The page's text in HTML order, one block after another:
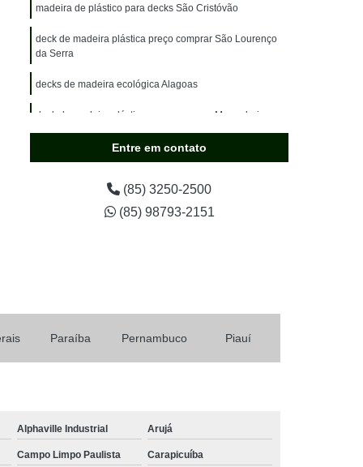
Madeira Plástica Pergolado
Pergolado de Madeira Plástica
Plástica com Policarbonato
Pergolado de Plástico Imitando Madeira
Pergolado Madeira Plástica
Pergolado Plástico Madeira
Porta Pallet para Armazenamento
Tábua em Madeira Plástica de Construção
Tábua em Madeira Plástica para Obra
madeira de plástico para decks São Cristóvão
deck de madeira plástica preço comprar São Lourenço
da Serra
decks de madeira ecológica Alagoas
deck de madeira plástica preço comprar Mangabeira
Entre em contato
(85) 3250-2500
(85) 98793-2151
Paraíba Pernambuco Piauí
Alphaville Industrial Arujá
Campo Limpo Paulista Carapicuíba